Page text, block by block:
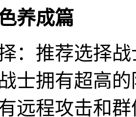
养成篇
：推荐选择
士拥有超高
远程攻击和